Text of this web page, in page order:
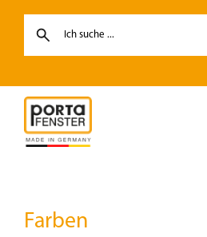
Skip
Haustüren
Farben